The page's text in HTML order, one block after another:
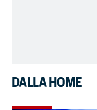
DALLA HOME